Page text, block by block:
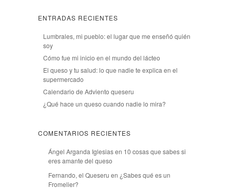
ENTRADAS RECIENTES
Lumbrales, mi pueblo: el lugar que me enseñó quién
soy
Cómo fue mi inicio en el mundo del lácteo
El queso y tu salud: lo que nadie te explica en el
supermercado
Calendario de Adviento queseru
¿Qué hace un queso cuando nadie lo mira?
COMENTARIOS RECIENTES
Ángel Arganda Iglesiasen 10 cosas que sabes si
eres amante del queso
Fernando, el Queseru en ¿Sabes qué es un
Fromelier?